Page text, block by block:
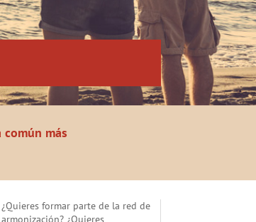
más
¿Quieres formar parte de la red de
armonización? ¿Quieres